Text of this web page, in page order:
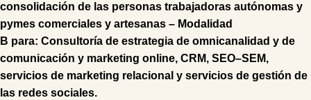
consolidación de las personas trabajadoras autónomas y
pymes comerciales y artesanas – Modalidad
B para: Consultoría de estrategia de omnicanalidad y de
comunicación y marketing online, CRM, SEO–SEM,
servicios de marketing relacional y servicios de gestión de
las redes sociales.